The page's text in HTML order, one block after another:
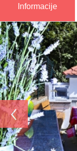
Informacije
‹